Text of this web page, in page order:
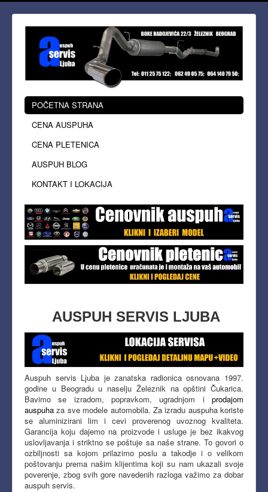
POČETNA STRANA
CENA AUSPUHA
CENA PLETENICA
AUSPUH BLOG
KONTAKT I LOKACIJA
AUSPUH SERVIS LJUBA
Auspuh servis Ljuba je zanatska radionica osnovana 1997.
godine u Beogradu u naselju Železnik na opštini Čukarica.
Bavimo se izradom, popravkom, ugradnjom i prodajom
auspuha za sve modele automobila. Za izradu auspuha koriste
se aluminizirani lim i cevi proverenog uvoznog kvaliteta.
Garancija koju dajemo na proizvode i usluge je bez ikakvog
uslovljavanja i striktno se poštuje sa naše strane. To govori o
ozbiljnosti sa kojom prilazimo poslu a takodje i o velikom
poštovanju prema našim klijentima koji su nam ukazali svoje
poverenje, zbog svih gore navedenih razloga važimo za dobar
auspuh servis.